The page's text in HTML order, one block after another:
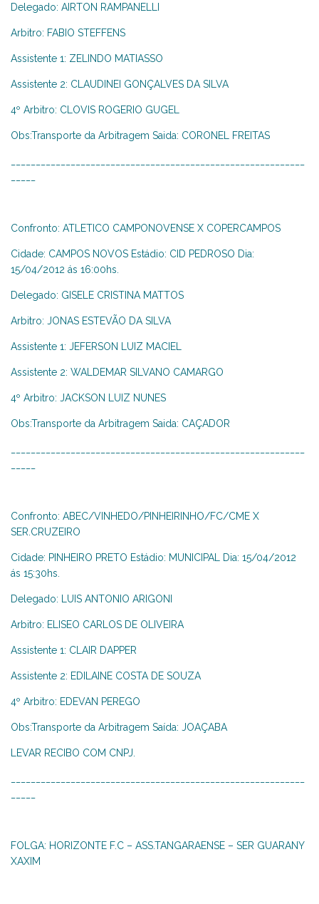
Delegado: AIRTON RAMPANELLI
Arbitro: FABIO STEFFENS
Assistente 1: ZELINDO MATIASSO
Assistente 2: CLAUDINEI GONÇALVES DA SILVA
4º Arbitro: CLOVIS ROGERIO GUGEL
Obs:Transporte da Arbitragem Saida: CORONEL FREITAS
Confronto: ATLETICO CAMPONOVENSE X COPERCAMPOS
Cidade: CAMPOS NOVOS Estádio: CID PEDROSO Dia:
15/04/2012 ás 16:00hs.
Delegado: GISELE CRISTINA MATTOS
Arbitro: JONAS ESTEVÃO DA SILVA
Assistente 1: JEFERSON LUIZ MACIEL
Assistente 2: WALDEMAR SILVANO CAMARGO
4º Arbitro: JACKSON LUIZ NUNES
Obs:Transporte da Arbitragem Saida: CAÇADOR
Confronto: ABEC/VINHEDO/PINHEIRINHO/FC/CME X
SER.CRUZEIRO
Cidade: PINHEIRO PRETO Estádio: MUNICIPAL Dia: 15/04/2012
ás 15:30hs.
Delegado: LUIS ANTONIO ARIGONI
Arbitro: ELISEO CARLOS DE OLIVEIRA
Assistente 1: CLAIR DAPPER
Assistente 2: EDILAINE COSTA DE SOUZA
4º Arbitro: EDEVAN PEREGO
Obs:Transporte da Arbitragem Saída: JOAÇABA
LEVAR RECIBO COM CNPJ.
FOLGA: HORIZONTE F.C – ASS.TANGARAENSE – SER GUARANY
XAXIM